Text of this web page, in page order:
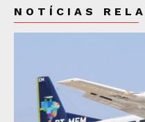
NOTÍCIAS